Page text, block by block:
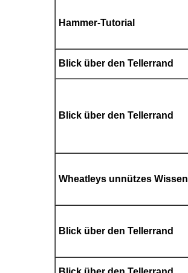
Hammer-Tutorial
Blick über den Tellerrand
Blick über den Tellerrand
Wheatleys unnützes Wissen
Blick über den Tellerrand